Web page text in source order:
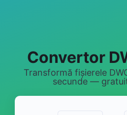
Convertor
Transformă fișierele
secunde —